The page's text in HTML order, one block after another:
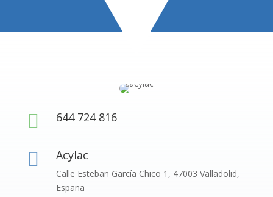
 644 724 816
 Acylac
Calle Esteban García Chico 1, 47003 Valladolid,
España